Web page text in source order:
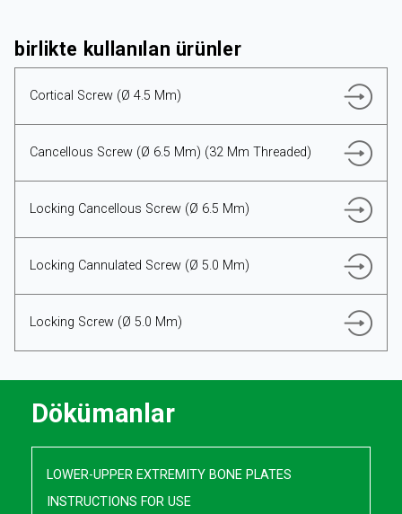
birlikte kullanılan ürünler
Cortical Screw (Ø 4.5 Mm)
Cancellous Screw (Ø 6.5 Mm) (32 Mm Threaded)
Locking Cancellous Screw (Ø 6.5 Mm)
Locking Cannulated Screw (Ø 5.0 Mm)
Locking Screw (Ø 5.0 Mm)
Dökümanlar
LOWER-UPPER EXTREMITY BONE PLATES
INSTRUCTIONS FOR USE